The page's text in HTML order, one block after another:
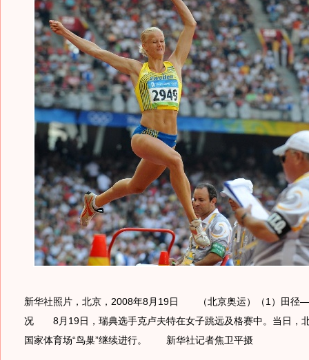
新华社照片，北京，2008年8月19日 （北京奥运）（1）田径
况 8月19日，瑞典选手克卢夫特在女子跳远及格赛中。当日，
国家体育场“鸟巢”继续进行。 新华社记者焦卫平摄